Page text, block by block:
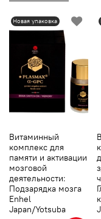
Новая упаковка
Витаминный
комплекс для
памяти и активации
мозговой
деятельности:
Подзарядка мозга
Enhel
Japan/Yotsuba